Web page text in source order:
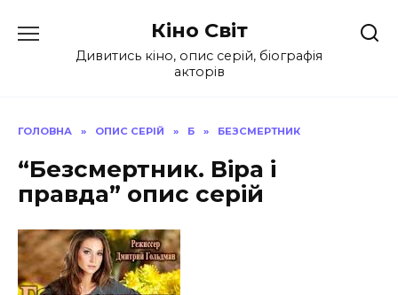
до
Кіно Світ
Дивитись кіно, опис серій, біографія
акторів
ГОЛОВНА » ОПИС СЕРІЙ » Б » БЕЗСМЕРТНИК
“Безсмертник. Віра і
правда” опис серій